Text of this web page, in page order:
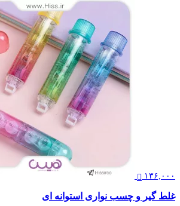
۱۳۶,۰۰۰
غلط گیر و چسب نواری استوانه ای